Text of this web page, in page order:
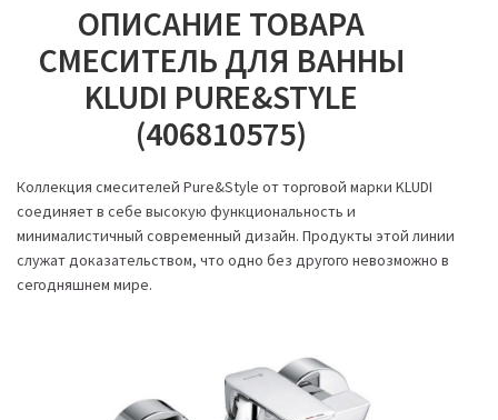
ОПИСАНИЕ ТОВАРА
CМЕСИТЕЛЬ ДЛЯ ВАННЫ
KLUDI PURE&STYLE
(406810575)
Коллекция смесителей Pure&Style от торговой марки KLUDI
соединяет в себе высокую функциональность и
минималистичный современный дизайн. Продукты этой линии
служат доказательством, что одно без другого невозможно в
сегодняшнем мире.